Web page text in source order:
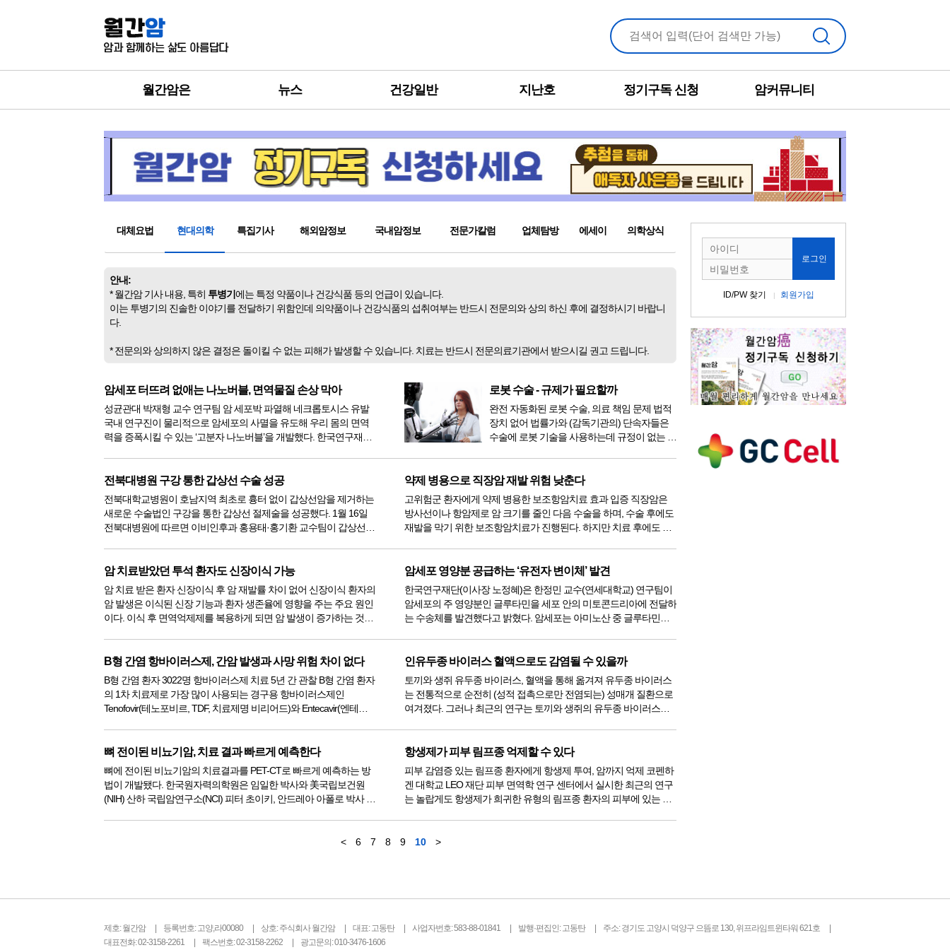
검색
월간암은 뉴스 건강일반 지난호 정기구독 신청 암커뮤니티
대체요법 현대의학 특집기사 해외암정보 국내암정보 전문가칼럼 업체탐방 에세이 의학상식
안내:
* 월간암 기사 내용, 특히 투병기 에는 특정 약품이나 건강식품 등의 언급이 있습니다.
이는 투병기의 진솔한 이야기를 전달하기 위함인데 의약품이나 건강식품의 섭취여부는 반드시 전문의와 상의 하신 후에 결정하시기 바랍니
다.
* 전문의와 상의하지 않은 결정은 돌이킬 수 없는 피해가 발생할 수 있습니다. 치료는 반드시 전문의료기관에서 받으시길 권고 드립니다.
암세포 터뜨려 없애는 나노버블, 면역물질 손상 막아
성균관대 박재형 교수 연구팀 암 세포박 파열해 네크롭토시스 유발
국내 연구진이 물리적으로 암세포의 사멸을 유도해 우리 몸의 면역
력을 증폭시킬 수 있는 ‘고분자 나노버블’을 개발했다. 한국연구재단
멸을 유도했다...
로봇 수술 - 규제가 필요할까
완전 자동화된 로봇 수술, 의료 책임 문제 법적
장치 없어 법률가와 (감독기관의) 단속자들은
수술에 로봇 기술을 사용하는데 규정이 없는 것
잘못되면 누구의 책임이 되는가? 로봇을 만든
제조업체의 잘못인가? 도와주기 위해 옆에서
대기하던 외과 의사의...
전북대병원 구강 통한 갑상선 수술 성공
전북대학교병원이 호남지역 최초로 흉터 없이 갑상선암을 제거하는
새로운 수술법인 구강을 통한 갑상선 절제술을 성공했다. 1월 16일
전북대병원에 따르면 이비인후과 홍용태·홍기환 교수팀이 갑상선암
을 도입해 ...
약제 병용으로 직장암 재발 위험 낮춘다
고위험군 환자에게 약제 병용한 보조항암치료 효과 입증 직장암은
방사선이나 항암제로 암 크기를 줄인 다음 수술을 하며, 수술 후에도
재발을 막기 위한 보조항암치료가 진행된다. 하지만 치료 후에도 암
에 따라 보...
암 치료받았던 투석 환자도 신장이식 가능
암 치료 받은 환자 신장이식 후 암 재발률 차이 없어 신장이식 환자의
암 발생은 이식된 신장 기능과 환자 생존율에 영향을 주는 주요 원인
이다. 이식 후 면역억제제를 복용하게 되면 암 발생이 증가하는 것으
암세포 영양분 공급하는 ‘유전자 변이체’ 발견
한국연구재단(이사장 노정혜)은 한정민 교수(연세대학교) 연구팀이
암세포의 주 영양분인 글루타민을 세포 안의 미토콘드리아에 전달하
는 수송체를 발견했다고 밝혔다. 암세포는 아미노산 중 글루타민을
떻게 암세포의...
B형 간염 항바이러스제, 간암 발생과 사망 위험 차이 없다
B형 간염 환자 3022명 항바이러스제 치료 5년 간 관찰 B형 간염 환자
의 1차 치료제로 가장 많이 사용되는 경구용 항바이러스제인
Tenofovir(테노포비르, TDF, 치료제명 비리어드)와 Entecavir(엔테카
인유두종 바이러스 혈액으로도 감염될 수 있을까
토끼와 생쥐 유두종 바이러스, 혈액을 통해 옮겨져 유두종 바이러스
는 전통적으로 순전히 (성적 접촉으로만 전염되는) 성매개 질환으로
여겨졌다. 그러나 최근의 연구는 토끼와 생쥐의 유두종 바이러스가
가능성을...
뼈 전이된 비뇨기암, 치료 결과 빠르게 예측한다
뼈에 전이된 비뇨기암의 치료결과를 PET-CT로 빠르게 예측하는 방
법이 개발됐다. 한국원자력의학원은 임일한 박사와 美국립보건원
(NIH) 산하 국립암연구소(NCI) 피터 초이키, 안드레아 아폴로 박사 연
항생제가 피부 림프종 억제할 수 있다
피부 감염증 있는 림프종 환자에게 항생제 투여, 암까지 억제 코펜하
겐 대학교 LEO 재단 피부 면역학 연구 센터에서 실시한 최근의 연구
는 놀랍게도 항생제가 희귀한 유형의 림프종 환자의 피부에 있는 암
<
6 7 8 9 10 >
로그인
ID/PW 찾기 회원가입
제호: 월간암 등록번호: 고양,라00080 상호: 주식회사 월간암 대표: 고동탄 사업자번호: 583-88-01841 발행·편집인: 고동탄
주소: 경기도 고양시 덕양구 으뜸로 130, 위프라임트윈타워 621호
대표전화: 02-3158-2261
팩스번호: 02-3158-2262 광고문의: 010-3476-1606